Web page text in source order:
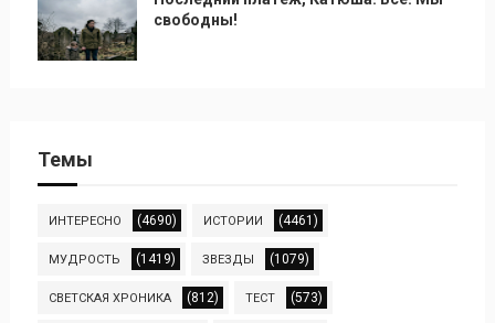
свободны!
Темы
ИНТЕРЕСНО (4690) ИСТОРИИ (4461)
МУДРОСТЬ (1419) ЗВЕЗДЫ (1079)
СВЕТСКАЯ ХРОНИКА (812) ТЕСТ (573)